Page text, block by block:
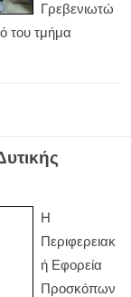
Γρεβενιωτώ
του τμήμα
Η
Περιφερειακ
ή Εφορεία
Προσκόπων